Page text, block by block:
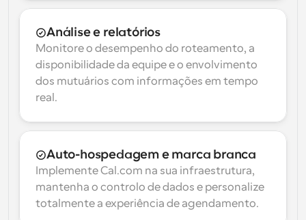
Análise e relatórios
Monitore o desempenho do roteamento, a
disponibilidade da equipe e o envolvimento
dos mutuários com informações em tempo
real.
Auto-hospedagem e marca branca
Implemente Cal.com na sua infraestrutura,
mantenha o controlo de dados e personalize
totalmente a experiência de agendamento.